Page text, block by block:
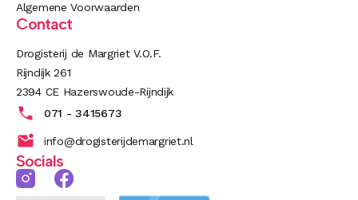
Algemene Voorwaarden
Contact
Drogisterij de Margriet V.O.F.
Rijndijk 261
2394 CE Hazerswoude-Rijndijk
071 - 3415673
info@drogisterijdemargriet.nl
Socials